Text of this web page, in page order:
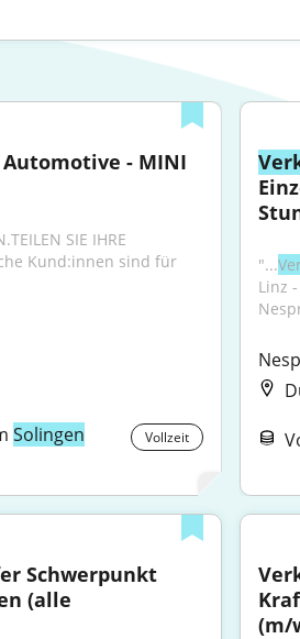
Automotive - MINI
SIE IHRE
Kund:innen sind für
Solingen Vollzeit
"...
Linz
Schwerpunkt
(alle
(m/